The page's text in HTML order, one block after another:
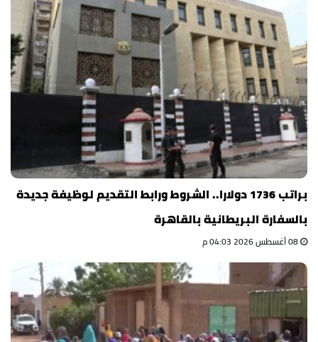
براتب 1736 دولارا.. الشروط ورابط التقديم لوظيفة جديدة
بالسفارة البريطانية بالقاهرة